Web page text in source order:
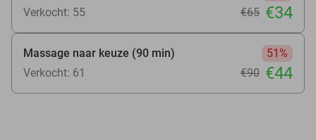
Verkocht: 55
€65 €34
Massage naar keuze (90 min)
51%
Verkocht: 61
€90 €44